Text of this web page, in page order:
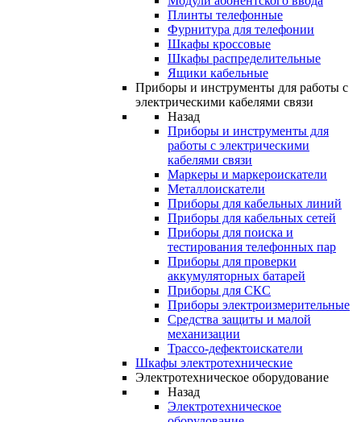
Плинты телефонные
Фурнитура для телефонии
Шкафы кроссовые
Шкафы распределительные
Ящики кабельные
Приборы и инструменты для работы с
электрическими кабелями связи
Назад
Приборы и инструменты для
работы с электрическими
кабелями связи
Маркеры и маркероискатели
Металлоискатели
Приборы для кабельных линий
Приборы для кабельных сетей
Приборы для поиска и
тестирования телефонных пар
Приборы для проверки
аккумуляторных батарей
Приборы для СКС
Приборы электроизмерительные
Средства защиты и малой
механизации
Трассо-дефектоискатели
Шкафы электротехнические
Электротехническое оборудование
Назад
Электротехническое